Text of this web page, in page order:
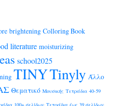
brightening Colloring Book
literature moisturizing
school2025
TINYTinyly Άλλο
Θεματικό Μουσικής Τετράδια 40-59